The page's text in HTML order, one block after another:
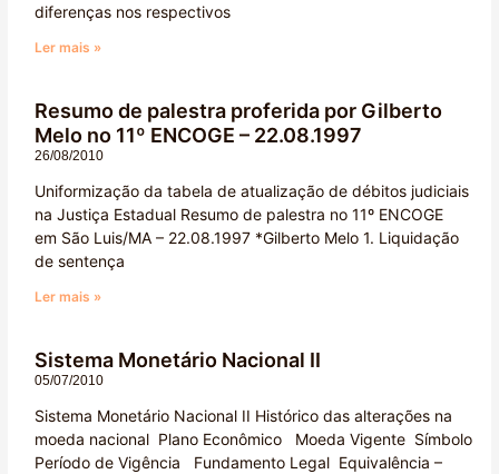
diferenças nos respectivos
Ler mais »
Resumo de palestra proferida por Gilberto
Melo no 11º ENCOGE – 22.08.1997
26/08/2010
Uniformização da tabela de atualização de débitos judiciais
na Justiça Estadual Resumo de palestra no 11º ENCOGE
em São Luis/MA – 22.08.1997 *Gilberto Melo 1. Liquidação
de sentença
Ler mais »
Sistema Monetário Nacional II
05/07/2010
Sistema Monetário Nacional II Histórico das alterações na
moeda nacional Plano Econômico Moeda Vigente Símbolo
Período de Vigência Fundamento Legal Equivalência –